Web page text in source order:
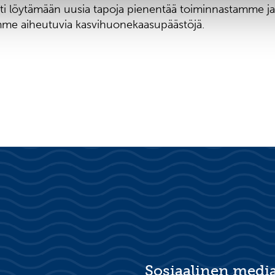
löytämään uusia tapoja pienentää toiminnastamme ja
aiheutuvia kasvihuonekaasupäästöjä.
Sosiaalinen